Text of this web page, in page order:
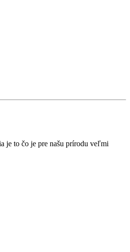
je to čo je pre našu prírodu veľmi